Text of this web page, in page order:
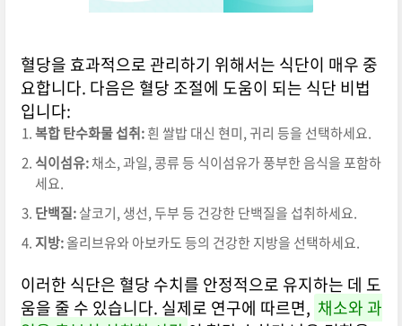
혈당을 효과적으로 관리하기 위해서는 식단이 매우 중
요합니다. 다음은 혈당 조절에 도움이 되는 식단 비법
입니다:
복합 탄수화물 섭취:흰 쌀밥 대신 현미, 귀리 등을 선택하세요.
식이섬유:채소, 과일, 콩류 등 식이섬유가 풍부한 음식을 포함하
세요.
단백질:살코기, 생선, 두부 등 건강한 단백질을 섭취하세요.
지방:올리브유와 아보카도 등의 건강한 지방을 선택하세요.
이러한 식단은 혈당 수치를 안정적으로 유지하는 데 도
움을 줄 수 있습니다. 실제로 연구에 따르면, 채소와 과